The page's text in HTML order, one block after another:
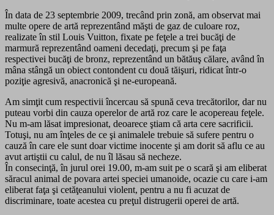
În data de 23 septembrie 2009, trecând prin zonă, am observat mai
multe opere de artă reprezentând măşti de gaz de culoare roz,
realizate în stil Louis Vuitton, fixate pe feţele a trei bucăţi de
marmură reprezentând oameni decedaţi, precum şi pe faţa
respectivei bucăţi de bronz, reprezentând un bătăuş călare, având în
mâna stângă un obiect contondent cu două tăişuri, ridicat într-o
poziţie agresivă, anacronică şi ne-europeană.
Am simţit cum respectivii încercau să spună ceva trecătorilor, dar nu
puteau vorbi din cauza operelor de artă roz care le acopereau feţele.
Nu m-am lăsat impresionat, deoarece ştiam că arta cere sacrificii.
Totuşi, nu am înţeles de ce şi animalele trebuie să sufere pentru o
cauză în care ele sunt doar victime inocente şi am dorit să aflu ce au
avut artiştii cu calul, de nu îl lăsau să necheze.
În consecinţă, în jurul orei 19.00, m-am suit pe o scară şi am eliberat
săracul animal de povara artei speciei umanoide, ocazie cu care i-am
eliberat faţa şi cetăţeanului violent, pentru a nu fi acuzat de
discriminare, toate acestea cu preţul distrugerii operei de artă.